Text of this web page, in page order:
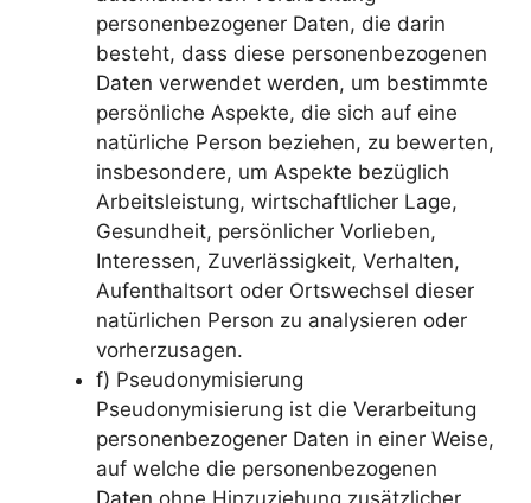
personenbezogener Daten, die darin
besteht, dass diese personenbezogenen
Daten verwendet werden, um bestimmte
persönliche Aspekte, die sich auf eine
natürliche Person beziehen, zu bewerten,
insbesondere, um Aspekte bezüglich
Arbeitsleistung, wirtschaftlicher Lage,
Gesundheit, persönlicher Vorlieben,
Interessen, Zuverlässigkeit, Verhalten,
Aufenthaltsort oder Ortswechsel dieser
natürlichen Person zu analysieren oder
vorherzusagen.
f) Pseudonymisierung
Pseudonymisierung ist die Verarbeitung
personenbezogener Daten in einer Weise,
auf welche die personenbezogenen
Daten ohne Hinzuziehung zusätzlicher